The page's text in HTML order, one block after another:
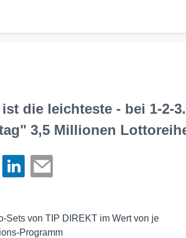
die leichteste - bei 1-2-
3,5 Millionen
Sets von TIP DIREKT im Wert von je
Programm